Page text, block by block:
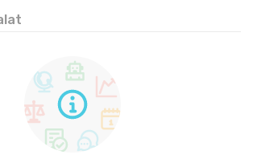
sadakati artırarak uzun vadeli
sağlar. Bunun yanı sıra, ürünün
de büyük önem taşımaktadır. Bu
ölçekli firmalar, tasarım ve marka
üretim süreçlerini
maliyet avantajı elde etmektedir.
faydalanan bu firmalar,
maliyetlerini düşürerek
fırsatına sahip olmaktadır.